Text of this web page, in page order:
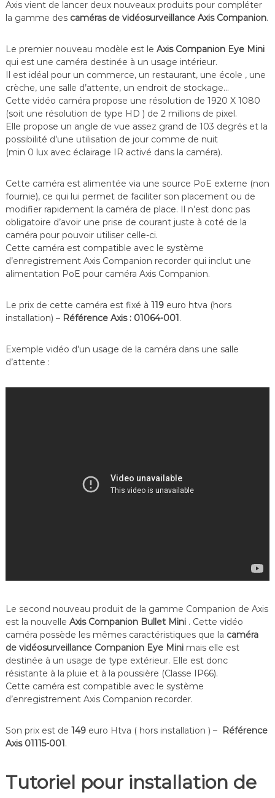
f
é
n
c
e
–
d
é
o
S
v
e
i
a
n
c
e
Axis vient de lancer deux nouveaux produits pour compléter
la gamme des caméras de vidéosurveillance Axis Companion.
Le premier nouveau modèle est le Axis Companion Eye Mini
qui est une caméra destinée à un usage intérieur.
Il est idéal pour un commerce, un restaurant, une école , une
crèche, une salle d’attente, un endroit de stockage…
Cette vidéo caméra propose une résolution de 1920 X 1080
(soit une résolution de type HD ) de 2 millions de pixel.
Elle propose un angle de vue assez grand de 103 degrés et la
possibilité d’une utilisation de jour comme de nuit
(min 0 lux avec éclairage IR activé dans la caméra).
Cette caméra est alimentée via une source PoE externe (non
fournie), ce qui lui permet de faciliter son placement ou de
modifier rapidement la caméra de place. Il n’est donc pas
obligatoire d’avoir une prise de courant juste à coté de la
caméra pour pouvoir utiliser celle-ci.
Cette caméra est compatible avec le système
d’enregistrement Axis Companion recorder qui inclut une
alimentation PoE pour caméra Axis Companion.
Le prix de cette caméra est fixé à 119euro htva (hors
installation) – Référence Axis : 01064-001.
Exemple vidéo d’un usage de la caméra dans une salle
d’attente :
Le second nouveau produit de la gamme Companion de Axis
est la nouvelle Axis Companion Bullet Mini. Cette vidéo
caméra possède les mêmes caractéristiques que la caméra
de vidéosurveillance Companion Eye Minimais elle est
destinée à un usage de type extérieur. Elle est donc
résistante à la pluie et à la poussière (Classe IP66).
Cette caméra est compatible avec le système
d’enregistrement Axis Companion recorder.
Son prix est de 149euro Htva ( hors installation ) – Référence
Axis 01115-001.
Tutoriel pour installation de